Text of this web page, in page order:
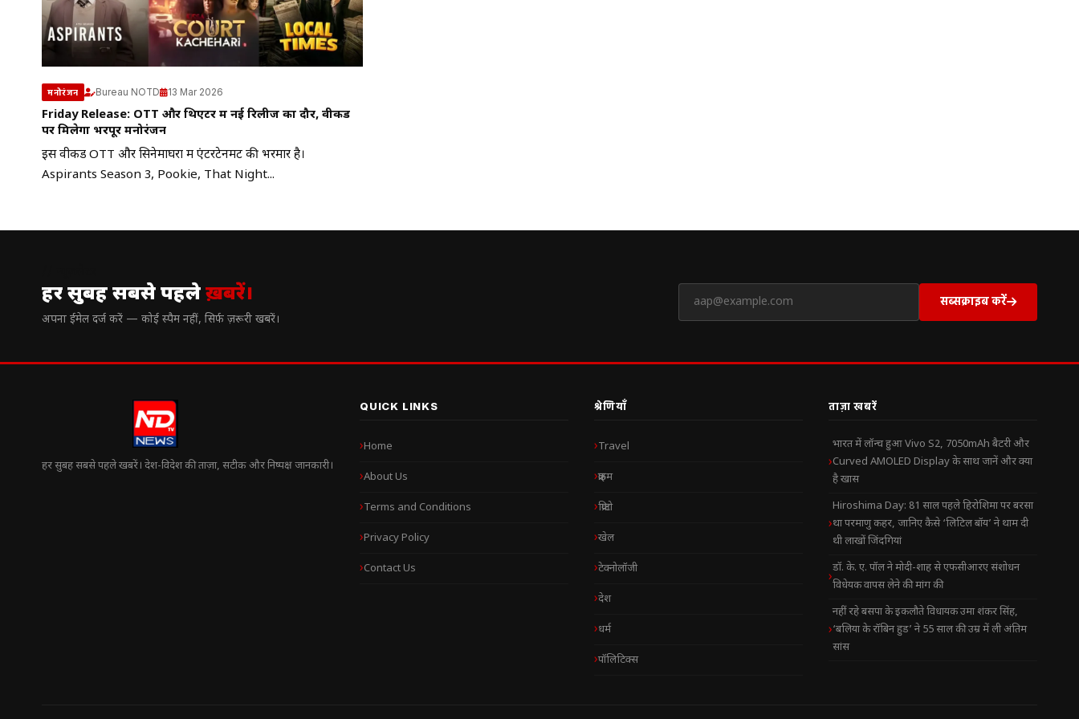
मनोरंजन Bureau NOTD 13 Mar 2026
Friday Release: OTT और थिएटर में नई रिलीज का दौर, वीकेंड
पर मिलेगा भरपूर मनोरंजन
इस वीकेंड OTT और सिनेमाघरों में एंटरटेनमेंट की भरमार है।
Aspirants Season 3, Pookie, That Night...
हर सुबह सबसे पहलेख़बरें।
अपना ईमेल दर्ज करें — कोई स्पैम नहीं, सिर्फ ज़रूरी खबरें।
सब्सक्राइब करें
हर सुबह सबसे पहले खबरें। देश-विदेश की ताज़ा, सटीक और निष्पक्ष जानकारी।
QUICK LINKS
Home
About Us
Terms and Conditions
Privacy Policy
Contact Us
श्रेणियाँ
Travel
क्राइम
क्रिप्टो
खेल
टेक्नोलॉजी
देश
धर्म
पॉलिटिक्स
ताज़ा खबरें
भारत में लॉन्च हुआ Vivo S2, 7050mAh बैटरी और
Curved AMOLED Display के साथ जानें और क्या
है खास
Hiroshima Day: 81 साल पहले हिरोशिमा पर बरसा
था परमाणु कहर, जानिए कैसे ‘लिटिल बॉय’ ने थाम दी
थी लाखों जिंदगियां
डॉ. के. ए. पॉल ने मोदी-शाह से एफसीआरए संशोधन
विधेयक वापस लेने की मांग की
नहीं रहे बसपा के इकलौते विधायक उमा शंकर सिंह,
‘बलिया के रॉबिन हुड’ ने 55 साल की उम्र में ली अंतिम
सांस